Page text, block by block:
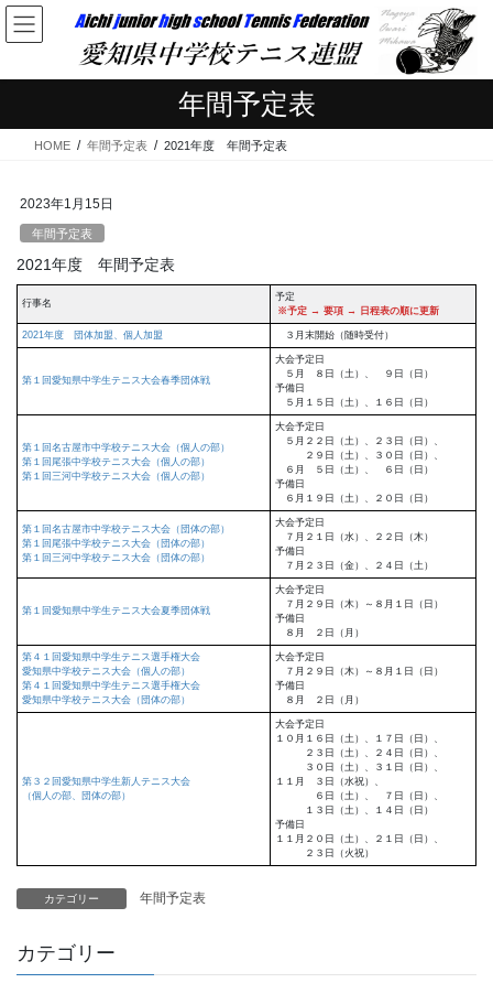
コ
ン
ン
へ
ナ
ビ
ー
ョ
年間予定表
HOME 年間予定表 2021年度 年間予定表
2023年1月15日
年間予定表
2021年度 年間予定表
行事名
予定
※予定 → 要項 → 日程表の順に更新
2021年度 団体加盟、個人加盟 ３月末開始（随時受付）
第１回愛知県中学生テニス大会春季団体戦
大会予定日
５月 ８日（土）、 ９日（日）
予備日
５月１５日（土）、１６日（日）
第１回名古屋市中学校テニス大会（個人の部）
第１回尾張中学校テニス大会（個人の部）
第１回三河中学校テニス大会（個人の部）
大会予定日
５月２２日（土）、２３日（日）、
２９日（土）、３０日（日）、
６月 ５日（土）、 ６日（日）
予備日
６月１９日（土）、２０日（日）
第１回名古屋市中学校テニス大会（団体の部）
第１回尾張中学校テニス大会（団体の部）
第１回三河中学校テニス大会（団体の部）
大会予定日
７月２１日（水）、２２日（木）
予備日
７月２３日（金）、２４日（土）
第１回愛知県中学生テニス大会夏季団体戦
大会予定日
７月２９日（木）～８月１日（日）
予備日
８月 ２日（月）
第４１回愛知県中学生テニス選手権大会
愛知県中学校テニス大会（個人の部）
第４１回愛知県中学生テニス選手権大会
愛知県中学校テニス大会（団体の部）
大会予定日
７月２９日（木）～８月１日（日）
予備日
８月 ２日（月）
第３２回愛知県中学生新人テニス大会
（個人の部、団体の部）
大会予定日
１０月１６日（土）、１７日（日）、
２３日（土）、２４日（日）、
３０日（土）、３１日（日）、
１１月 ３日（水祝）、
６日（土）、 ７日（日）、
１３日（土）、１４日（日）
予備日
１１月２０日（土）、２１日（日）、
２３日（火祝）
カテゴリー 年間予定表
カテゴリー